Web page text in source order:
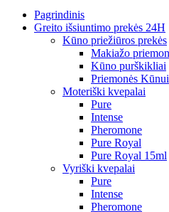
Pagrindinis
Greito išsiuntimo prekės 24H
Kūno priežiūros prekės
Makiažo
Kūno purškikliai
Priemonės Kūnui
Moteriški kvepalai
Pure
Intense
Pheromone
Pure Royal
Pure Royal 15ml
Vyriški kvepalai
Pure
Intense
Pheromone